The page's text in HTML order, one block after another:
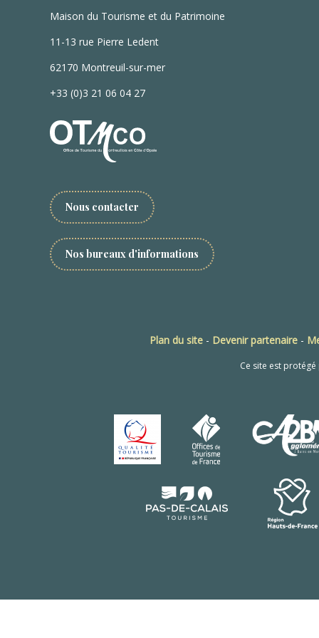
Maison du Tourisme et du Patrimoine
11-13 rue Pierre Ledent
62170 Montreuil-sur-mer
+33 (0)3 21 06 04 27
Nous contacter
Nos bureaux d'informations
Plan du site - Devenir partenaire -
Ce site est protégé